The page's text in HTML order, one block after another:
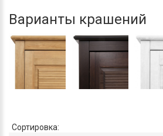
Варианты крашений
Сортировка: